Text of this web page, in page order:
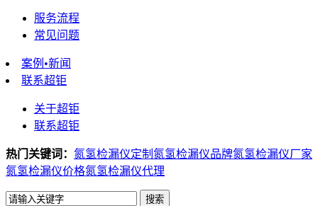
服务流程
常见问题
案例•新闻
联系超钜
关于超钜
联系超钜
热门关键词： 氮氢检漏仪定制 氮氢检漏仪品牌氮氢检漏仪厂家
氮氢检漏仪价格氮氢检漏仪代理